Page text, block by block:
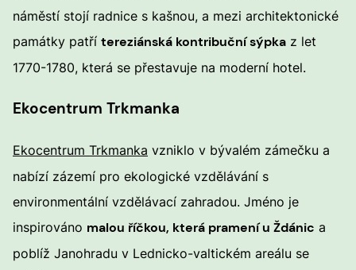
náměstí stojí radnice s kašnou, a mezi architektonické
památky patří tereziánská kontribuční sýpka z let
1770-1780, která se přestavuje na moderní hotel.
Ekocentrum Trkmanka
Ekocentrum Trkmanka vzniklo v bývalém zámečku a
nabízí zázemí pro ekologické vzdělávání s
environmentální vzdělávací zahradou. Jméno je
inspirováno malou říčkou, která pramení u Ždánic a
poblíž Janohradu v Lednicko-valtickém areálu se